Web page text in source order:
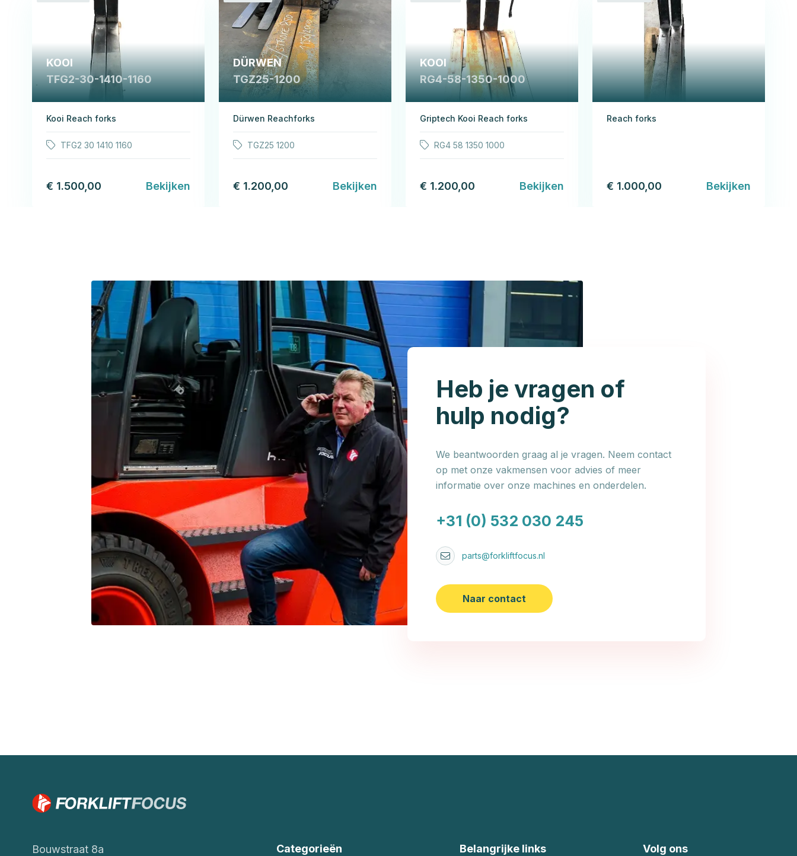
KOOI
TFG2-30-1410-1160
Kooi Reach forks
TFG2 30 1410 1160
€ 1.500,00 Bekijken
DÜRWEN
TGZ25-1200
Dürwen Reachforks
TGZ25 1200
€ 1.200,00 Bekijken
KOOI
RG4-58-1350-1000
Griptech Kooi Reach forks
RG4 58 1350 1000
€ 1.200,00 Bekijken
Reach forks
€ 1.000,00 Bekijken
Heb je vragen of
hulp nodig?
We beantwoorden graag al je vragen. Neem contact
op met onze vakmensen voor advies of meer
informatie over onze machines en onderdelen.
+31 (0) 532 030 245
parts@forkliftfocus.nl
Naar contact
Bouwstraat 8a Categorieën Belangrijke links Volg ons